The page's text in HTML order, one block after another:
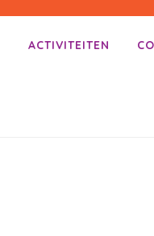
ACTIVITEITEN